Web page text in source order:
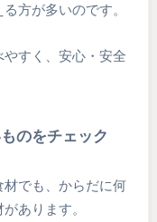
方が多いのです。
すく、安心・安全
のをチェック
でも、からだに何
あります。